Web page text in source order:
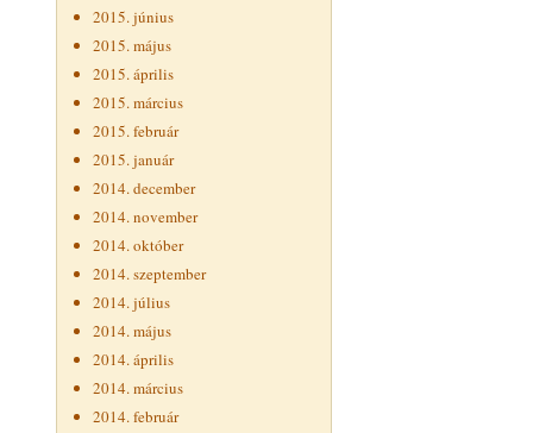
2015. június
2015. május
2015. április
2015. március
2015. február
2015. január
2014. december
2014. november
2014. október
2014. szeptember
2014. július
2014. május
2014. április
2014. március
2014. február